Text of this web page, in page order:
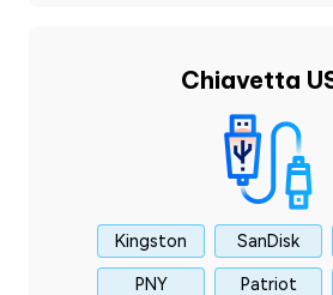
Chiavetta
Kingston SanDisk
PNY Patriot